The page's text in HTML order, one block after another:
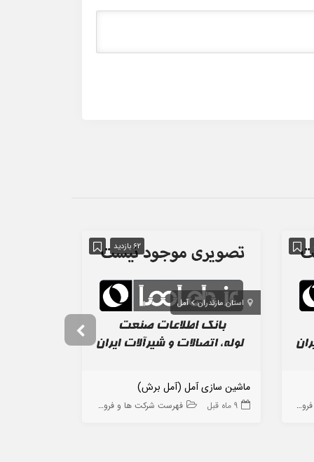
ها
62 بازدید
استان مازندران آمل
ماشین سازی آمل (آمل برش)
9 ماه قبل فهرست شرکت ها و فروشگاه ها